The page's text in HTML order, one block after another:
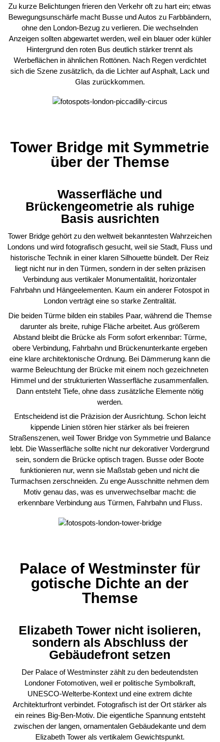
Zu kurze Belichtungen frieren den Verkehr oft zu hart ein; etwas
Bewegungsunschärfe macht Busse und Autos zu Farbbändern,
ohne den London-Bezug zu verlieren. Die wechselnden
Anzeigen sollten abgewartet werden, weil ein blauer oder kühler
Hintergrund den roten Bus deutlich stärker trennt als
Werbeflächen in ähnlichen Rottönen. Nach Regen verdichtet
sich die Szene zusätzlich, da die Lichter auf Asphalt, Lack und
Glas zurückkommen.
Tower Bridge mit Symmetrie
über der Themse
Wasserfläche und
Brückengeometrie als ruhige
Basis ausrichten
Tower Bridge gehört zu den weltweit bekanntesten Wahrzeichen
Londons und wird fotografisch gesucht, weil sie Stadt, Fluss und
historische Technik in einer klaren Silhouette bündelt. Der Reiz
liegt nicht nur in den Türmen, sondern in der selten präzisen
Verbindung aus vertikaler Monumentalität, horizontaler
Fahrbahn und Hängeelementen. Kaum ein anderer Fotospot in
London verträgt eine so starke Zentralität.
Die beiden Türme bilden ein stabiles Paar, während die Themse
darunter als breite, ruhige Fläche arbeitet. Aus größerem
Abstand bleibt die Brücke als Form sofort erkennbar: Türme,
obere Verbindung, Fahrbahn und Brückenunterkante ergeben
eine klare architektonische Ordnung. Bei Dämmerung kann die
warme Beleuchtung der Brücke mit einem noch gezeichneten
Himmel und der strukturierten Wasserfläche zusammenfallen.
Dann entsteht Tiefe, ohne dass zusätzliche Elemente nötig
werden.
Entscheidend ist die Präzision der Ausrichtung. Schon leicht
kippende Linien stören hier stärker als bei freieren
Straßenszenen, weil Tower Bridge von Symmetrie und Balance
lebt. Die Wasserfläche sollte nicht nur dekorativer Vordergrund
sein, sondern die Brücke optisch tragen. Busse oder Boote
funktionieren nur, wenn sie Maßstab geben und nicht die
Turmachsen zerschneiden. Zu enge Ausschnitte nehmen dem
Motiv genau das, was es unverwechselbar macht: die
erkennbare Verbindung aus Türmen, Fahrbahn und Fluss.
Palace of Westminster für
gotische Dichte an der
Themse
Elizabeth Tower nicht isolieren,
sondern als Abschluss der
Gebäudefront setzen
Der Palace of Westminster zählt zu den bedeutendsten
Londoner Fotomotiven, weil er politische Symbolkraft,
UNESCO-Welterbe-Kontext und eine extrem dichte
Architekturfront verbindet. Fotografisch ist der Ort stärker als
ein reines Big-Ben-Motiv. Die eigentliche Spannung entsteht
zwischen der langen, ornamentalen Gebäudekante und dem
Elizabeth Tower als vertikalem Gewichtspunkt.